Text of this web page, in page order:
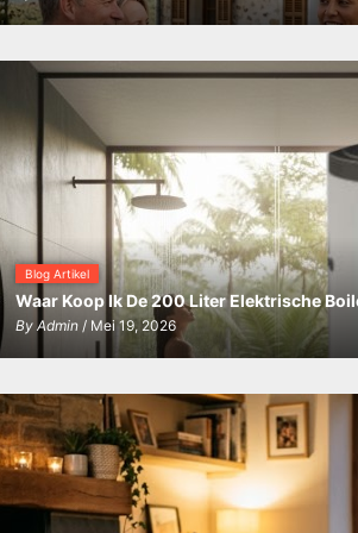
Blog Artikel
Waar Koop Ik De 200 Liter Elektrische
By Admin/ Mei 19, 2026